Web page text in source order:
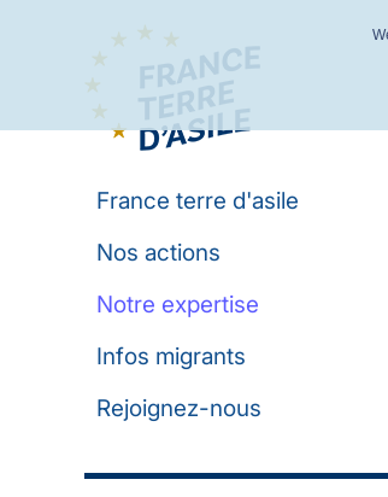
France terre d'asile
Nos actions
Notre expertise
Infos migrants
Rejoignez-nous